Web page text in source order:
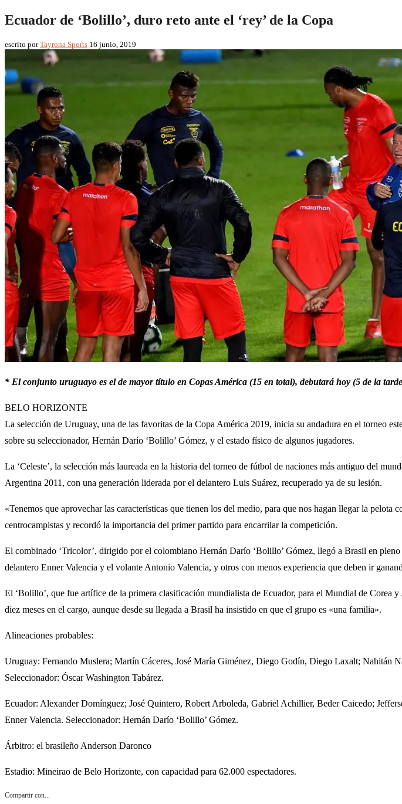
Ecuador de ‘Bolillo’, duro reto ante el ‘rey’ de la Copa
escrito porTayrona Sports 16 junio, 2019
* El conjunto uruguayo es el de mayor título en Copas América (15 en total), debutará hoy (5 de la
BELO HORIZONTE
La selección de Uruguay, una de las favoritas de la Copa América 2019, inicia su andadura en el torneo
sobre su seleccionador, Hernán Darío ‘Bolillo’ Gómez, y el estado físico de algunos jugadores.
La ‘Celeste’, la selección más laureada en la historia del torneo de fútbol de naciones más antiguo del
Argentina 2011, con una generación liderada por el delantero Luis Suárez, recuperado ya de su lesión.
«Tenemos que aprovechar las características que tienen los del medio, para que nos hagan llegar la
centrocampistas y recordó la importancia del primer partido para encarrilar la competición.
El combinado ‘Tricolor’, dirigido por el colombiano Hernán Darío ‘Bolillo’ Gómez, llegó a Brasil en
delantero Enner Valencia y el volante Antonio Valencia, y otros con menos experiencia que deben ir
El ‘Bolillo’, que fue artífice de la primera clasificación mundialista de Ecuador, para el Mundial de Corea
diez meses en el cargo, aunque desde su llegada a Brasil ha insistido en que el grupo es «una familia».
Alineaciones probables:
Uruguay: Fernando Muslera; Martín Cáceres, José María Giménez, Diego Godín, Diego Laxalt; Nahitán
Seleccionador: Óscar Washington Tabárez.
Ecuador: Alexander Domínguez; José Quintero, Robert Arboleda, Gabriel Achillier, Beder Caicedo;
Enner Valencia. Seleccionador: Hernán Darío ‘Bolillo’ Gómez.
Árbitro: el brasileño Anderson Daronco
Estadio: Mineirao de Belo Horizonte, con capacidad para 62.000 espectadores.
Compartir con...